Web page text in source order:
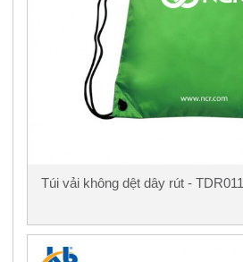
Túi vải không dệt dây rút - TDR011